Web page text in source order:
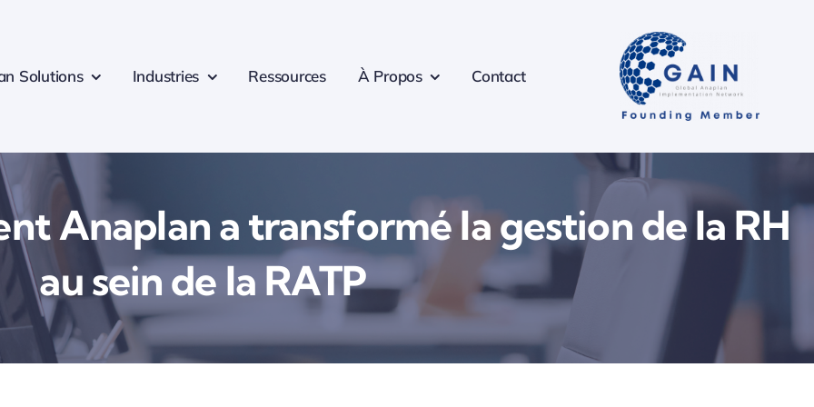
Solutions Industries Ressources À Propos Contact
Anaplan a transformé la gestion de la RH
au sein de la RATP